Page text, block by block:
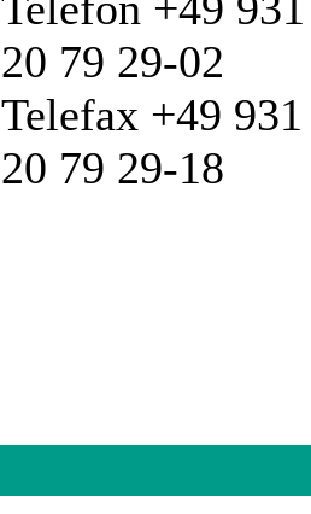
20 79 29-02
Telefax +49 931
20 79 29-18